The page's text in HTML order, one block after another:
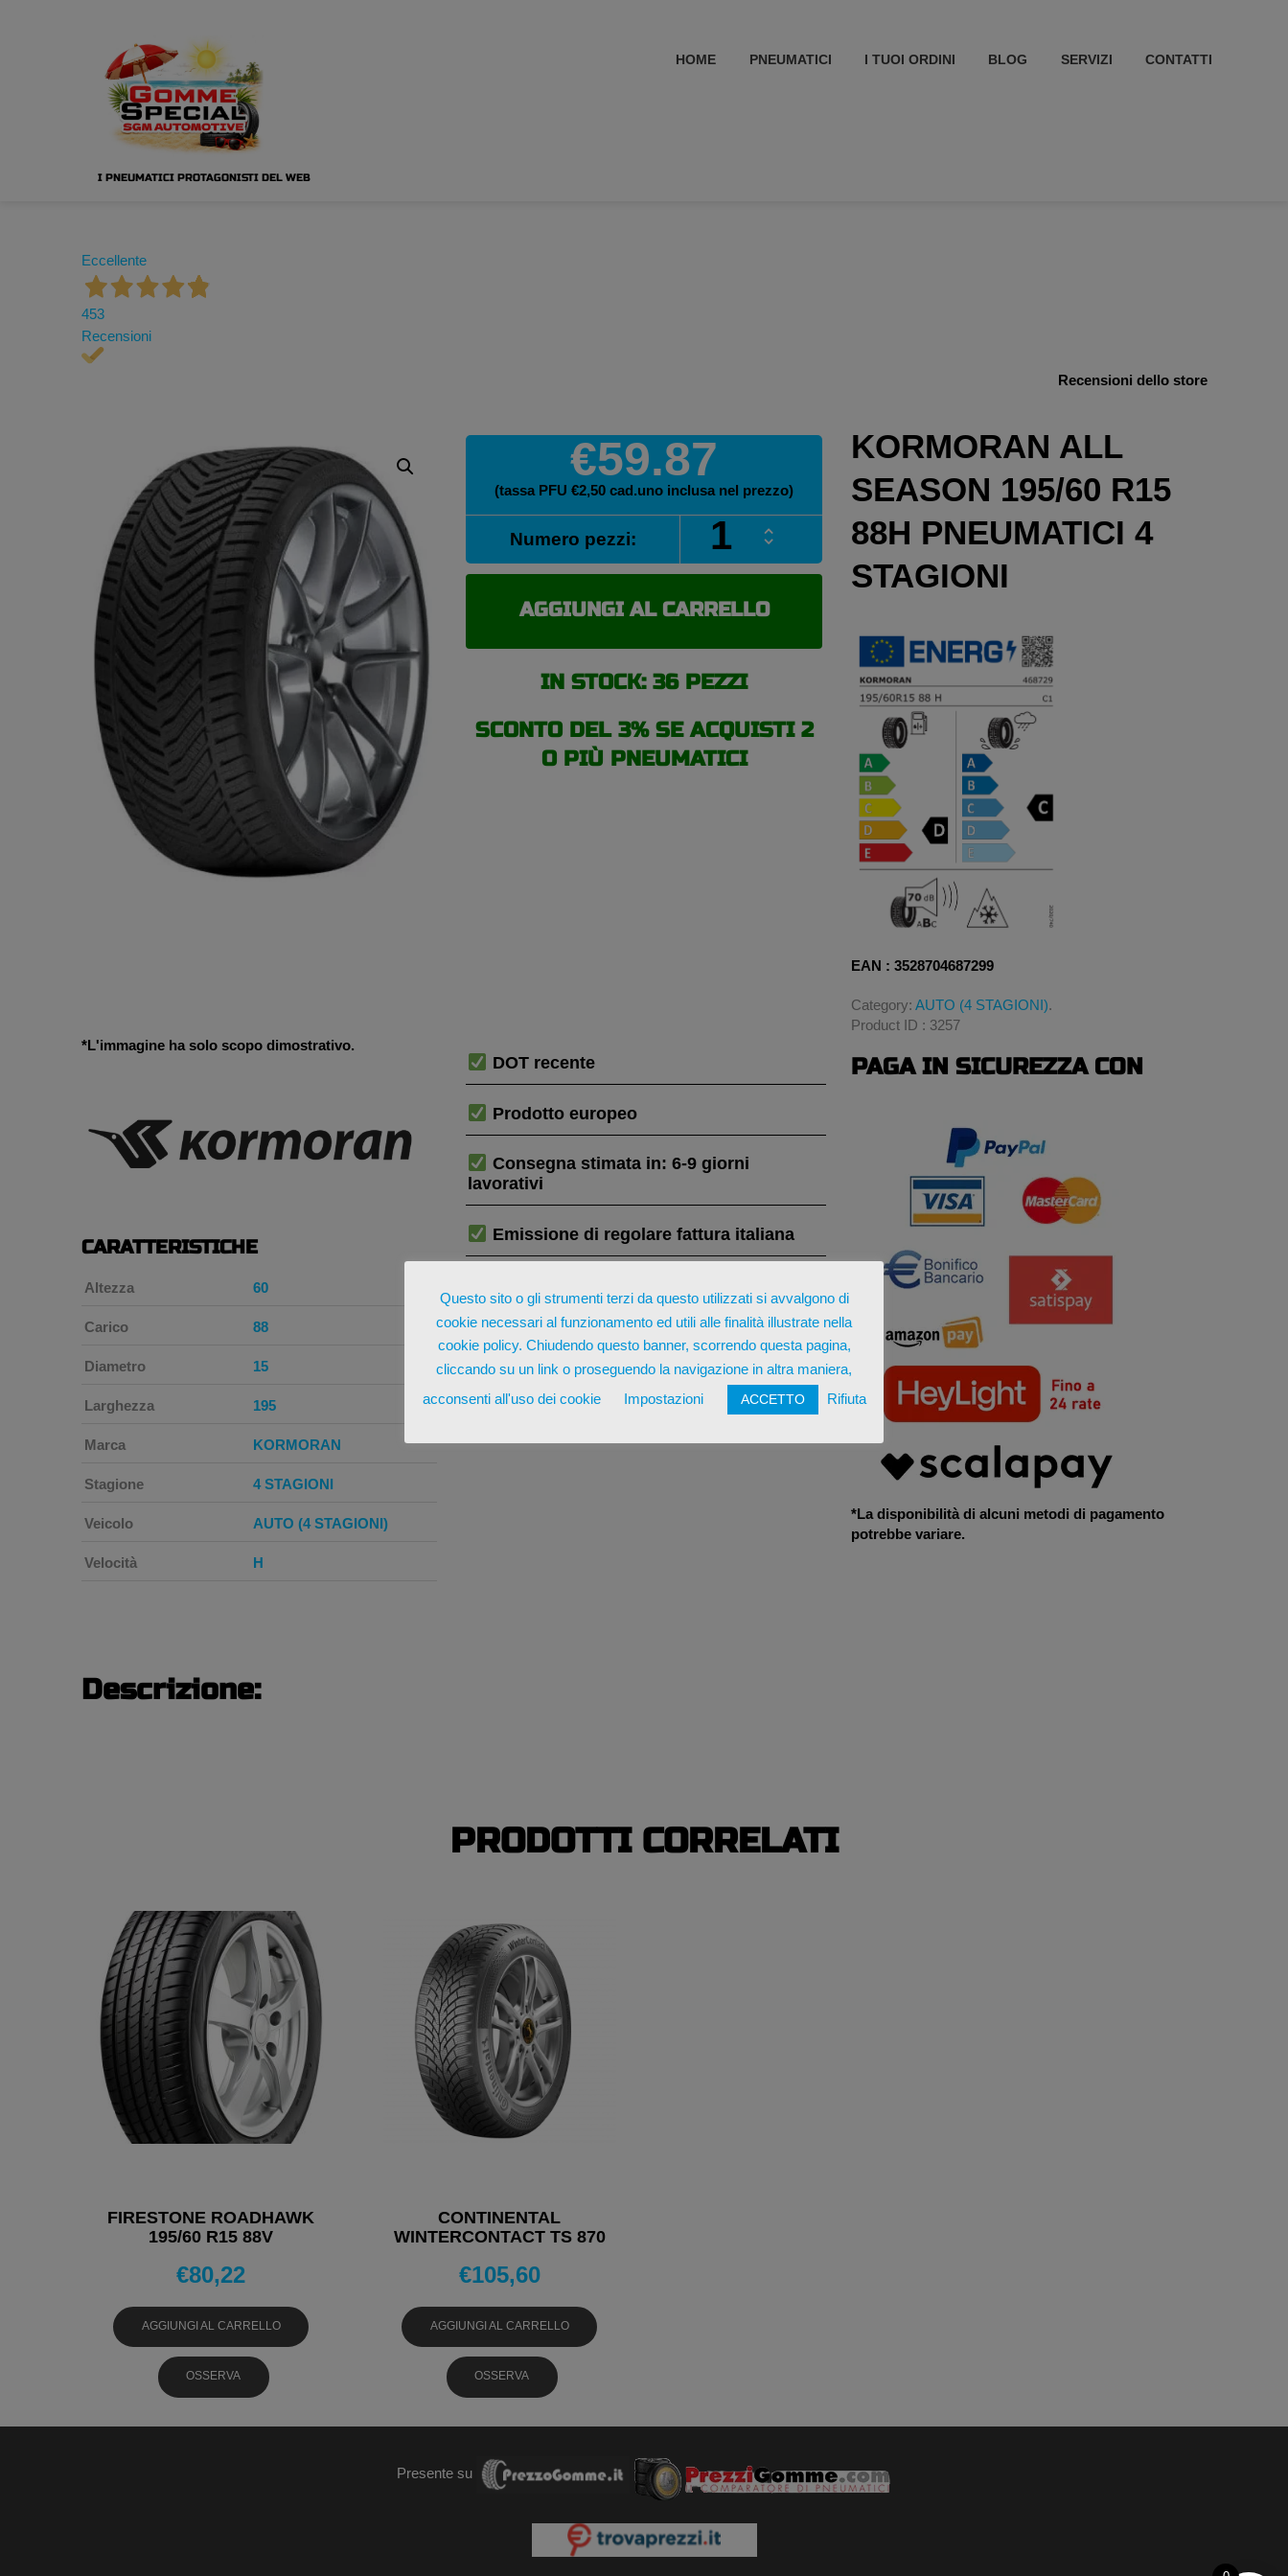
I PNEUMATICI PROTAGONISTI DEL WEB
HOME PNEUMATICI I TUOI ORDINI BLOG SERVIZI CONTATTI
Eccellente
453
Recensioni
Recensioni dello store
€59.87
(tassa PFU €2,50 cad.uno inclusa nel prezzo)
Numero pezzi:
KORMORAN
SEASON
R15
pneumatici
stagioni
AGGIUNGI AL CARRELLO
IN STOCK: 36 PEZZI
SCONTO DEL 3% SE ACQUISTI 2
O PIÙ PNEUMATICI
KORMORAN ALL
SEASON 195/60 R15
88H PNEUMATICI 4
STAGIONI
EAN : 3528704687299
Category: AUTO (4 STAGIONI).
Product ID : 3257
*L'immagine ha solo scopo dimostrativo.
CARATTERISTICHE
Altezza 60
Carico 88
Diametro 15
Larghezza 195
Marca KORMORAN
Stagione 4 STAGIONI
Veicolo AUTO (4 STAGIONI)
Velocità H
DOT recente
Prodotto europeo
Consegna stimata in: 6-9 giorni
lavorativi
Emissione di regolare fattura italiana
PAGA IN SICUREZZA CON
*La disponibilità di alcuni metodi di pagamento
potrebbe variare.
Descrizione:
PRODOTTI CORRELATI
FIRESTONE ROADHAWK
195/60 R15 88V
€80,22
AGGIUNGI AL CARRELLO
OSSERVA
CONTINENTAL
WINTERCONTACT TS 870
PNEUMATICI INVERNALI
€105,60
AGGIUNGI AL CARRELLO
OSSERVA
Presente su
Questo sito o gli strumenti terzi da questo utilizzati si avvalgono di
cookie necessari al funzionamento ed utili alle finalità illustrate nella
cookie policy. Chiudendo questo banner, scorrendo questa pagina,
cliccando su un link o proseguendo la navigazione in altra maniera,
acconsenti all'uso dei cookie
Impostazioni ACCETTO Rifiuta